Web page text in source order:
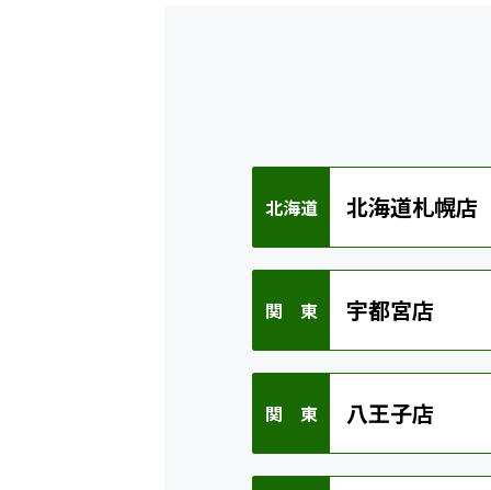
北海道 北海道札幌店
関 東 宇都宮店
関 東 八王子店